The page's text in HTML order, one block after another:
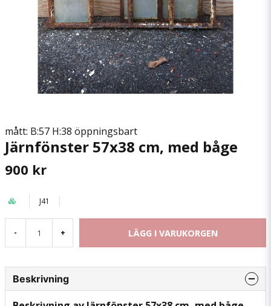
mått: B:57 H:38 öppningsbart
Järnfönster 57x38 cm, med båge
900 kr
J41
- + LÄGG I VARUKORGEN
Beskrivning